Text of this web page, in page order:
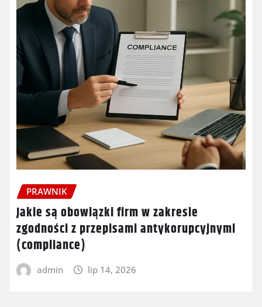
PRAWNIK
Jakie są obowiązki firm w zakresie
zgodności z przepisami antykorupcyjnymi
(compliance)
admin lip 14, 2026